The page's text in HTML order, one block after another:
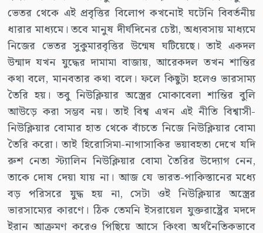
ভেতর থেকে এই প্রবৃত্তির বিলোপ কখনোই ঘটেনি বিবর্তনীয়
ধারার মাধ্যমে। তবে মানুষ দীর্ঘদিনের চেষ্টা, অধ্যবসায় মাধ্যমে
নিজের ভেতর সুকুমারবৃত্তির উন্মেষ ঘটিয়েছে। তাই একদল
উন্মাদ যখন যুদ্ধের দামামা বাজায়, আরেকদল তখন শান্তির
কথা বলে, মানবতার কথা বলে। ফলে কিছুটা হলেও ভারসাম্য
তৈরি হয়। তবু নিউক্লিয়ার অস্ত্রের মোকাবেলা শান্তির বুলি
আউড়ে করা সম্ভব নয়। তাই বিশ্ব এখন এই নীতি বিশ্বাসী-
নিউক্লিয়ার বোমার হাত থেকে বাঁচতে নিজে নিউক্লিয়ার বোমা
তৈরি করো। তাই হিরোসিমা-নাগাসাকির ভয়াবহতা দেখে যদি
রুশ নেতা স্ট্যালিন নিউক্লিয়ার বোমা তৈরির উদ্যোগ নেন,
তাকে দোষ দেয়া যায় না। আজ যে ভারত-পাকিস্তানের মধ্যে
বড় পরিসরে যুদ্ধ হয় না, সেটা ওই নিউক্লিয়ার অস্ত্রের
ভারসাম্যের কারণে। ঠিক তেমনি ইসরায়েল যুক্তরাষ্ট্রের মদদে
ইরান আক্রমণ করেও পিছিয়ে আসে কিংবা অর্থনৈতিকভাবে